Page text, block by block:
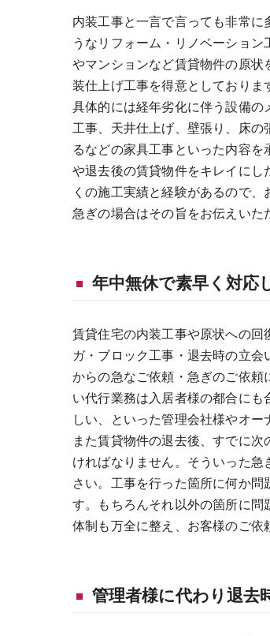
内装工事と一言で言っても非常
うなリフォーム・リノベーショ
やマンションなど賃貸物件の原
装仕上げ工事を得意としておりま
具体的には経年劣化に伴う設備
工事、天井仕上げ、壁張り、床
るなどの家具工事といった内容
や退去後の賃貸物件をキレイに
くの施工実績と経験があるので
急ぎの場合はその旨をお伝えいた
年中無休で素早く対応
賃貸住宅の内装工事や原状への
ガ・ブロック工事・退去時の立
からの急なご依頼・急ぎのご依
い代行業務は入居者様の都合に
しい、といった管理会社様やオー
また賃貸物件の退去後、すでに
ければなりません。そういった
さい。工事を行った箇所に何か
す。もちろんそれ以外の箇所に
体制も万全に整え、お客様のご依
管理者様に代わり退去